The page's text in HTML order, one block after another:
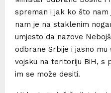
spreman i jak ko što nam
nam je na staklenim
umjesto da nazove
odbrane Srbije i jasno
vojsku na teritoriju BiH, s
im se može desiti.